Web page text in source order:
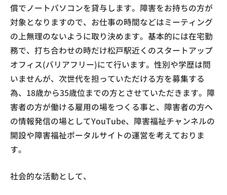
償でノートパソコンを貸与します。障害をお持ちの方が
対象となりますので、お仕事の時間などはミーティング
の上無理のないように取り決めます。基本的には在宅勤
務で、打ち合わせの時だけ松戸駅近くのスタートアップ
オフィス(バリアフリー)にて行います。性別や学歴は問
いませんが、次世代を担っていただける方を募集する
為、18歳から35歳位までの方とさせていただきます。障
害者の方が働ける雇用の場をつくる事と、障害者の方へ
の情報発信の場としてYouTube、障害福祉チャンネルの
開設や障害福祉ポータルサイトの運営を考えておりま
す。
社会的な活動として、